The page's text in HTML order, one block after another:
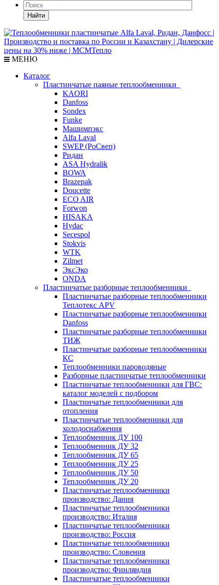
Найти
МЕНЮ
Каталог
Пластинчатые паяные теплообменники
KAORI
Danfoss
Sondex
Funke
Машимпэкс
Alfa Laval
SWEP (РоСвеп)
Ридан
ASA Hydralik
BOWA
Brazepak
Doucette
ECO AIR
Forwon
HISAKA
Hydac
Secespol
Stokvis
WTK
Zilmet
ЭксЭко
ONDA
Пластинчатые разборные теплообменники
Пластинчатые разборные теплообменники
Теплотекс APV
Пластинчатые разборные теплообменники
Danfoss
Пластинчатые разборные теплообменники
ТИЖ
Пластинчатые разборные теплообменники
КC
Теплообменники пароводяные
Разборные пластинчатые теплообменники
Пластинчатые теплообменники для ГВС:
каталог моделей с подбором
Пластинчатые теплообменники для
отопления
Пластинчатые теплообменники для
холодоснабжения
Теплообменник ДУ 100
Теплообменник ДУ 32
Теплообменник ДУ 65
Теплообменник ДУ 25
Теплообменник ДУ 50
Теплообменник ДУ 20
Пластинчатые теплообменники
производство: Дания
Пластинчатые теплообменники
производство: Италия
Пластинчатые теплообменники
производство: Россия
Пластинчатые теплообменники
производство: Словения
Пластинчатые теплообменники
производство: Финляндия
Пластинчатые теплообменники